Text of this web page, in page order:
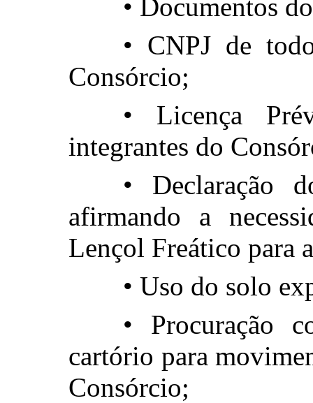
• Documentos
• CNPJ de
Consórcio;
• Licença
integrantes do
• Declaração
afirmando a
Lençol Freático para
• Uso do solo
• Procuração
cartório para
Consórcio;